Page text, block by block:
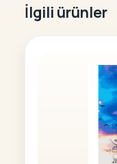
İlgili ürünler